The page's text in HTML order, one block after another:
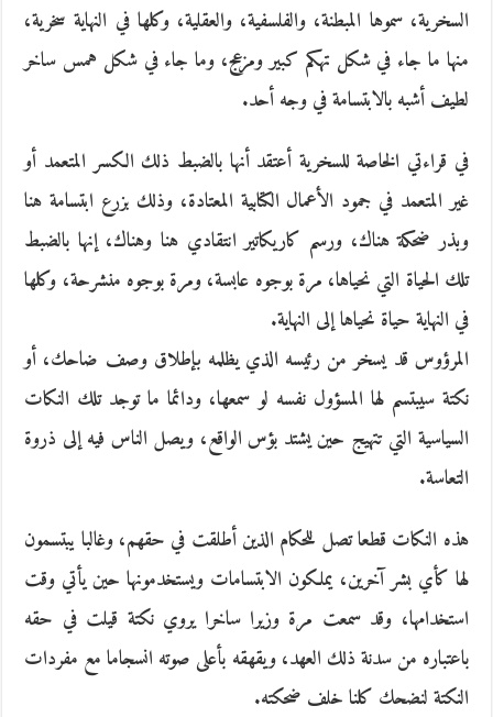
السخرية، سموها المبطنة، والفلسفية، والعقلية، وكلها في النهاية سخرية،
منها ما جاء في شكل تهكم كبير ومزعج، وما جاء في شكل همس ساخر
لطيف أشبه بالابتسامة في وجه أحد.
في قراءتي الخاصة للسخرية أعتقد أنها بالضبط ذلك الكسر المتعمد أو
غير المتعمد في جمود الأعمال الكتابية المعتادة، وذلك بزرع ابتسامة هنا
وبذر ضحكة هناك، ورسم كاريكاتير انتقادي هنا وهناك، إنها بالضبط
تلك الحياة التي نحياها، مرة بوجوه عابسة، ومرة بوجوه منشرحة، وكلها
في النهاية حياة نحياها إلى النهاية.
المرؤوس قد يسخر من رئيسه الذي يظلمه بإطلاق وصف ضاحك، أو
نكتة سيبتسم لها المسؤول نفسه لو سمعها، ودائما ما توجد تلك النكات
السياسية التي تتهيج حين يشتد بؤس الواقع، ويصل الناس فيه إلى ذروة
التعاسة.
هذه النكات قطعا تصل للحكام الذين أطلقت في حقهم، وغالبا يبتسمون
لها كأي بشر آخرين، يملكون الابتسامات ويستخدمونها حين يأتي وقت
استخدامها، وقد سمعت مرة وزيرا ساخرا يروي نكتة قيلت في حقه
باعتباره من سدنة ذلك العهد، ويقهقه بأعلى صوته انسجاما مع مفردات
النكتة لنضحك كلنا خلف ضحكته.